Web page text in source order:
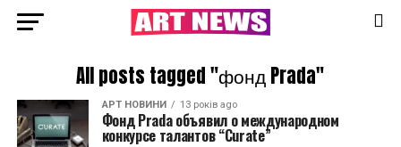
All posts tagged "фонд Prada"
АРТ НОВИНИ 13 років ago
Фонд Prada объявил о международном
конкурсе талантов “Curate”